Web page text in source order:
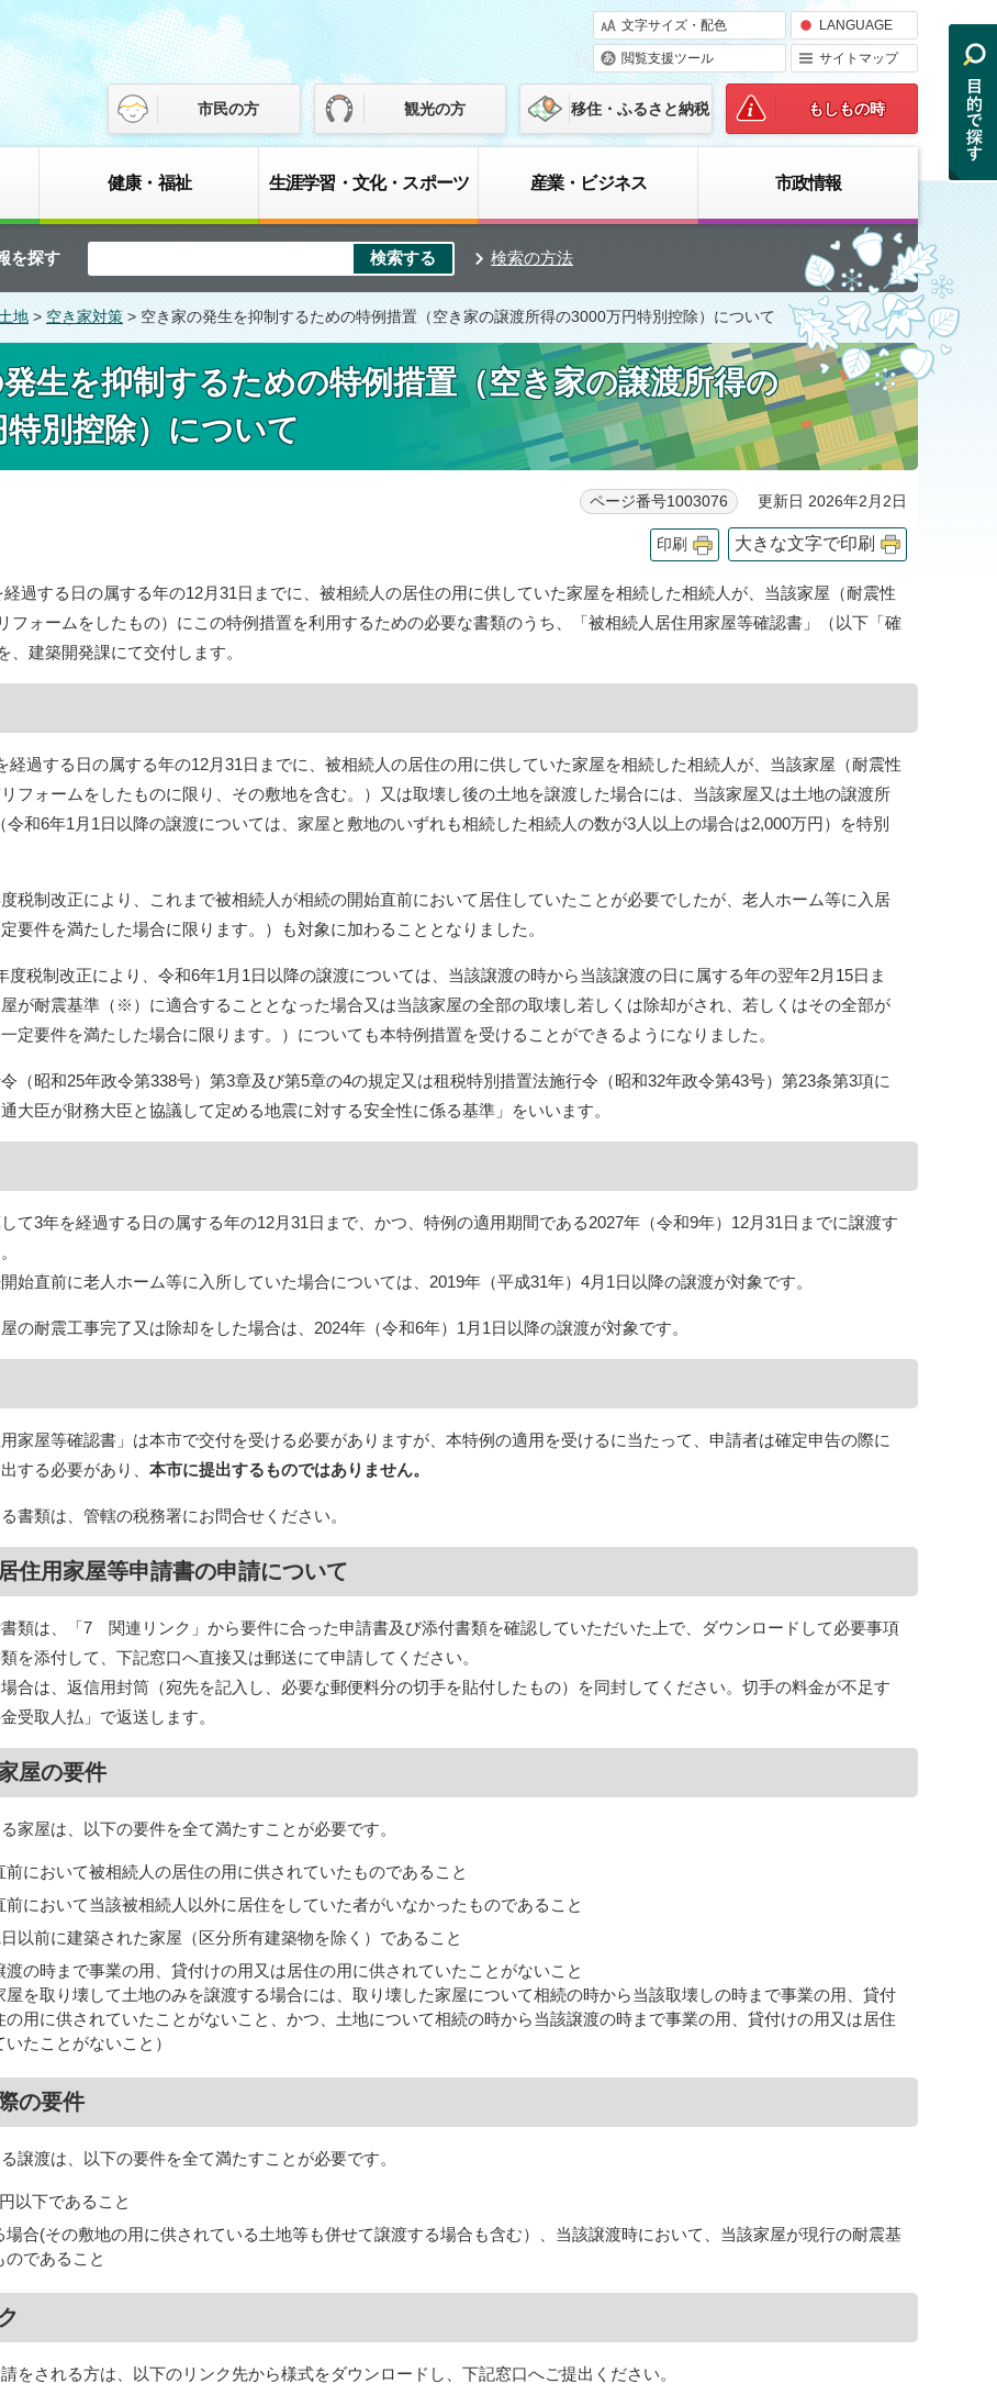
文字サイズ・配色 LANGUAGE
閲覧支援ツール サイトマップ
市民の方 観光の方 移住・ふるさと納税 もしもの時
健康・福祉 生涯学習・文化・スポーツ 産業・ビジネス 市政情報
を探す 検索の方法
地 > 空き家対策 > 空き家の発生を抑制するための特例措置（空き家の譲渡所得の3000万円特別控除）について
生を抑制するための特例措置（空き家の譲渡所得の
特別控除）について
ページ番号1003076 更新日 2026年2月2日
印刷 大きな文字で印刷
過する日の属する年の12月31日までに、被相続人の居住の用に供していた家屋を相続した相続人が、当該家屋（耐震性
フォームをしたもの）にこの特例措置を利用するための必要な書類のうち、「被相続人居住用家屋等確認書」（以下「確
、建築開発課にて交付します。
過する日の属する年の12月31日までに、被相続人の居住の用に供していた家屋を相続した相続人が、当該家屋（耐震性
フォームをしたものに限り、その敷地を含む。）又は取壊し後の土地を譲渡した場合には、当該家屋又は土地の譲渡所
令和6年1月1日以降の譲渡については、家屋と敷地のいずれも相続した相続人の数が3人以上の場合は2,000万円）を特別
税制改正により、これまで被相続人が相続の開始直前において居住していたことが必要でしたが、老人ホーム等に入居
要件を満たした場合に限ります。）も対象に加わることとなりました。
税制改正により、令和6年1月1日以降の譲渡については、当該譲渡の時から当該譲渡の日に属する年の翌年2月15日ま
が耐震基準（※）に適合することとなった場合又は当該家屋の全部の取壊し若しくは除却がされ、若しくはその全部が
定要件を満たした場合に限ります。）についても本特例措置を受けることができるようになりました。
（昭和25年政令第338号）第3章及び第5章の4の規定又は租税特別措置法施行令（昭和32年政令第43号）第23条第3項に
大臣が財務大臣と協議して定める地震に対する安全性に係る基準」をいいます。
て3年を経過する日の属する年の12月31日まで、かつ、特例の適用期間である2027年（令和9年）12月31日までに譲渡す
始直前に老人ホーム等に入所していた場合については、2019年（平成31年）4月1日以降の譲渡が対象です。
の耐震工事完了又は除却をした場合は、2024年（令和6年）1月1日以降の譲渡が対象です。
家屋等確認書」は本市で交付を受ける必要がありますが、本特例の適用を受けるに当たって、申請者は確定申告の際に
する必要があり、 本市に提出するものではありません。
書類は、管轄の税務署にお問合せください。
用家屋等申請書の申請について
類は、「7 関連リンク」から要件に合った申請書及び添付書類を確認していただいた上で、ダウンロードして必要事項
を添付して、下記窓口へ直接又は郵送にて申請してください。
合は、返信用封筒（宛先を記入し、必要な郵便料分の切手を貼付したもの）を同封してください。切手の料金が不足す
受取人払」で返送します。
屋の要件
家屋は、以下の要件を全て満たすことが必要です。
前において被相続人の居住の用に供されていたものであること
前において当該被相続人以外に居住をしていた者がいなかったものであること
以前に建築された家屋（区分所有建築物を除く）であること
渡の時まで事業の用、貸付けの用又は居住の用に供されていたことがないこと
屋を取り壊して土地のみを譲渡する場合には、取り壊した家屋について相続の時から当該取壊しの時まで事業の用、貸付
の用に供されていたことがないこと、かつ、土地について相続の時から当該譲渡の時まで事業の用、貸付けの用又は居住
たことがないこと）
の要件
譲渡は、以下の要件を全て満たすことが必要です。
以下であること
場合(その敷地の用に供されている土地等も併せて譲渡する場合も含む）、当該譲渡時において、当該家屋が現行の耐震基
であること
をされる方は、以下のリンク先から様式をダウンロードし、下記窓口へご提出ください。